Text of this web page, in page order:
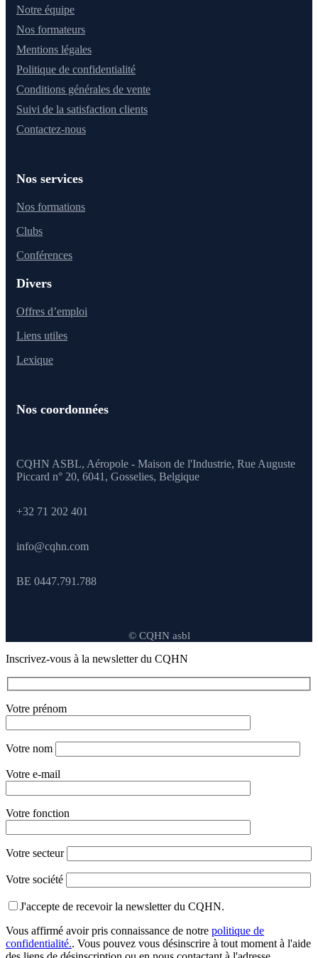
Notre équipe
Nos formateurs
Mentions légales
Politique de confidentialité
Conditions générales de vente
Suivi de la satisfaction clients
Contactez-nous
Nos services
Nos formations
Clubs
Conférences
Divers
Offres d’emploi
Liens utiles
Lexique
Nos coordonnées
CQHN ASBL, Aéropole - Maison de l'Industrie, Rue Auguste
Piccard n° 20, 6041, Gosselies, Belgique
+32 71 202 401
info@cqhn.com
BE 0447.791.788
© CQHN asbl
Inscrivez-vous à la newsletter du CQHN
Votre prénom
Votre nom
Votre e-mail
Votre fonction
Votre secteur
Votre société
J'accepte de recevoir la newsletter du CQHN.
Vous affirmé avoir pris connaissance de notre politique de
confidentialité.. Vous pouvez vous désinscrire à tout moment à l'aide